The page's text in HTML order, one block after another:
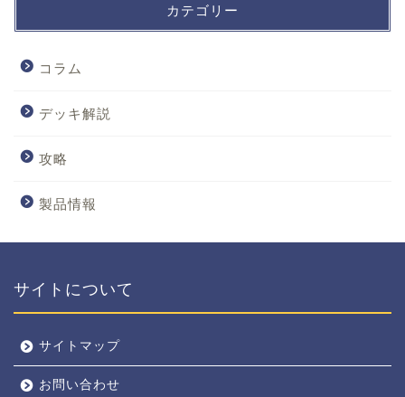
カテゴリー
コラム
デッキ解説
攻略
製品情報
サイトについて
サイトマップ
お問い合わせ